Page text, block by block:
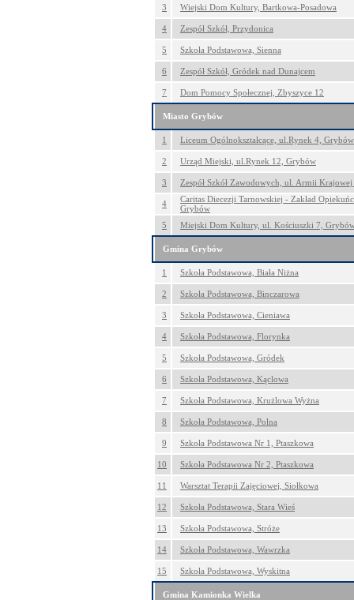
3 Wiejski Dom Kultury, Bartkowa-Posadowa
4 Zespół Szkół, Przydonica
5 Szkoła Podstawowa, Sienna
6 Zespół Szkół, Gródek nad Dunajcem
7 Dom Pomocy Społecznej, Zbyszyce 12
Miasto Grybów
1 Liceum Ogólnokształcące, ul.Rynek 4, Grybów
2 Urząd Miejski, ul.Rynek 12, Grybów
3 Zespół Szkół Zawodowych, ul. Armii
4
Caritas Diecezji Tarnowskiej - Zakład
Grybów
5
Miejski Dom Kultury, ul. Kościuszki 7,
Gmina Grybów
1 Szkoła Podstawowa, Biała Niżna
2 Szkoła Podstawowa, Binczarowa
3 Szkoła Podstawowa, Cieniawa
4 Szkoła Podstawowa, Florynka
5 Szkoła Podstawowa, Gródek
6 Szkoła Podstawowa, Kąclowa
7 Szkoła Podstawowa, Krużlowa Wyżna
8 Szkoła Podstawowa, Polna
9 Szkoła Podstawowa Nr 1, Ptaszkowa
10 Szkoła Podstawowa Nr 2, Ptaszkowa
11 Warsztat Terapii Zajęciowej, Siołkowa
12 Szkoła Podstawowa, Stara Wieś
13 Szkoła Podstawowa, Stróże
14 Szkoła Podstawowa, Wawrzka
15 Szkoła Podstawowa, Wyskitna
Gmina Kamionka Wielka